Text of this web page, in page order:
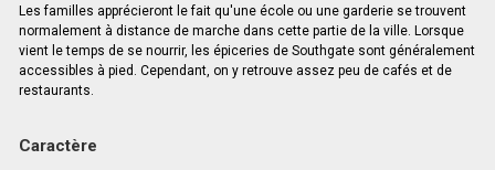
Les familles apprécieront le fait qu'une école ou une garderie se trouvent
normalement à distance de marche dans cette partie de la ville. Lorsque
vient le temps de se nourrir, les épiceries de Southgate sont généralement
accessibles à pied. Cependant, on y retrouve assez peu de cafés et de
restaurants.
Caractère